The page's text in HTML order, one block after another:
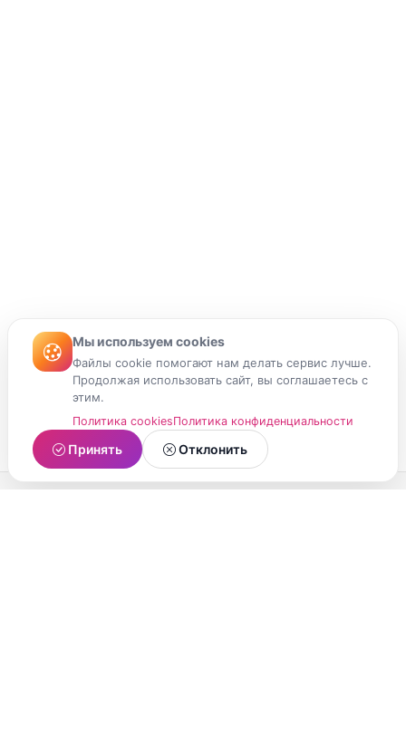
Мы используем cookies
Файлы cookie помогают нам делать сервис лучше.
Продолжая использовать сайт, вы соглашаетесь с
этим.
Политика cookiesПолитика конфиденциальности
Принять Отклонить